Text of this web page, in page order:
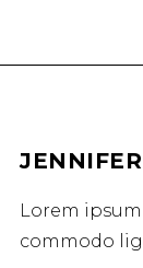
Lorem
commodo